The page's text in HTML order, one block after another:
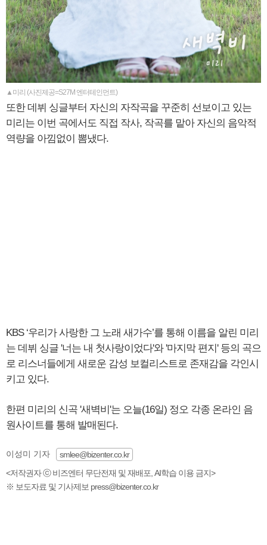
▲미리 (사진제공=S27M 엔터테인먼트)
또한 데뷔 싱글부터 자신의 자작곡을 꾸준히 선보이고 있는
미리는 이번 곡에서도 직접 작사, 작곡를 맡아 자신의 음악적
역량을 아낌없이 뽐냈다.
KBS ‘우리가 사랑한 그 노래 새가수’를 통해 이름을 알린 미리
는 데뷔 싱글 '너는 내 첫사랑이었다'와 '마지막 편지' 등의 곡으
로 리스너들에게 새로운 감성 보컬리스트로 존재감을 각인시
키고 있다.
한편 미리의 신곡 '새벽비'는 오늘(16일) 정오 각종 온라인 음
원사이트를 통해 발매된다.
이성미 기자
smlee@bizenter.co.kr
<저작권자 ⓒ 비즈엔터 무단전재 및 재배포, AI학습 이용 금지>
※ 보도자료 및 기사제보 press@bizenter.co.kr